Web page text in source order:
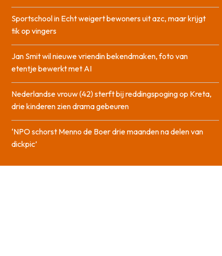
Sportschool in Echt weigert bewoners uit azc, maar krijgt
tik op vingers
Jan Smit wil nieuwe vriendin bekendmaken, foto van
etentje bewerkt met AI
Nederlandse vrouw (42) sterft bij reddingspoging op Kreta,
drie kinderen zien drama gebeuren
‘NPO schorst Menno de Boer drie maanden na delen van
dickpic’